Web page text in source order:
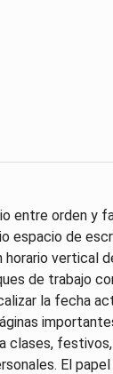
entre orden y
espacio de
vertical
de trabajo
la fecha
clases,
El